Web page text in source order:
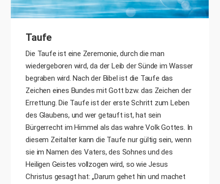
Taufe
Die Taufe ist eine Zeremonie, durch die man
wiedergeboren wird, da der Leib der Sünde im Wasser
begraben wird. Nach der Bibel ist die Taufe das
Zeichen eines Bundes mit Gott bzw. das Zeichen der
Errettung. Die Taufe ist der erste Schritt zum Leben
des Glaubens, und wer getauft ist, hat sein
Bürgerrecht im Himmel als das wahre Volk Gottes. In
diesem Zeitalter kann die Taufe nur gültig sein, wenn
sie im Namen des Vaters, des Sohnes und des
Heiligen Geistes vollzogen wird, so wie Jesus
Christus gesagt hat: „Darum gehet hin und machet